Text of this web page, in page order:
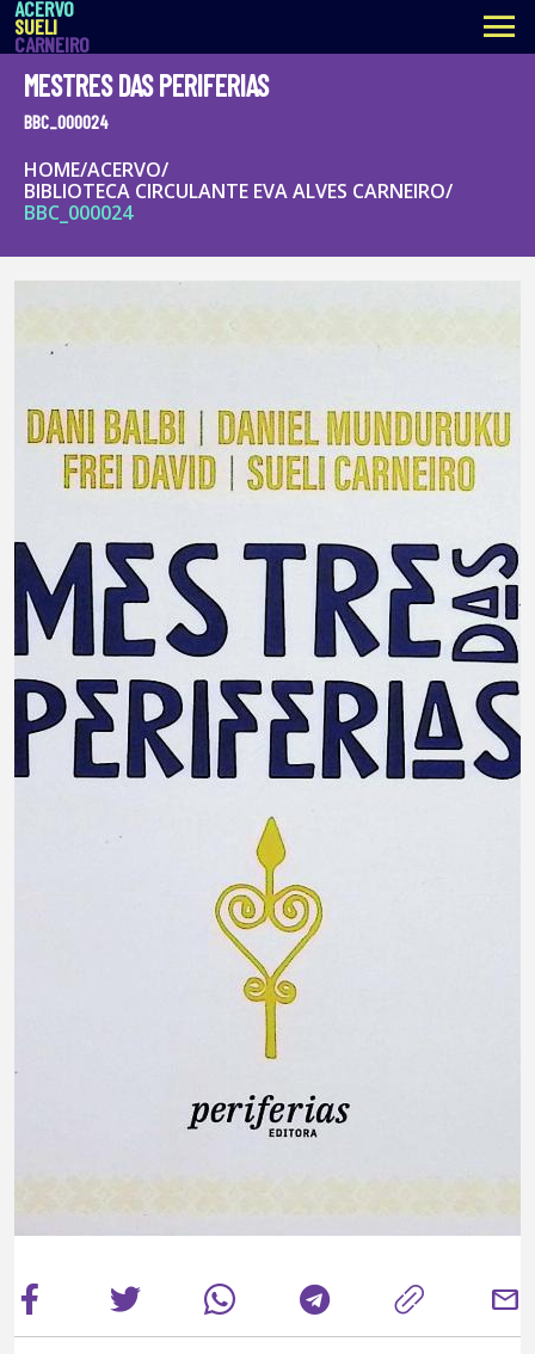
ACERVO
SUELI
CARNEIRO menu
MESTRES DAS PERIFERIAS
BBC_000024
HOME/ACERVO/
BIBLIOTECA CIRCULANTE EVA ALVES CARNEIRO/
BBC_000024
mail